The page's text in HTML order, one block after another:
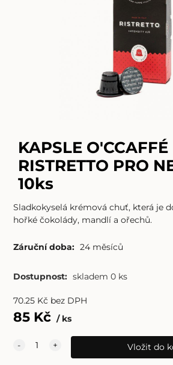
KAPSLE O'CCAFFÉ
RISTRETTO PRO
10ks
Sladkokyselá krémová chuť, která je
hořké čokolády, mandlí a ořechů.
Záruční doba: 24 měsíců
Dostupnost: skladem 0 ks
70.25Kč bez DPH
85Kč ks